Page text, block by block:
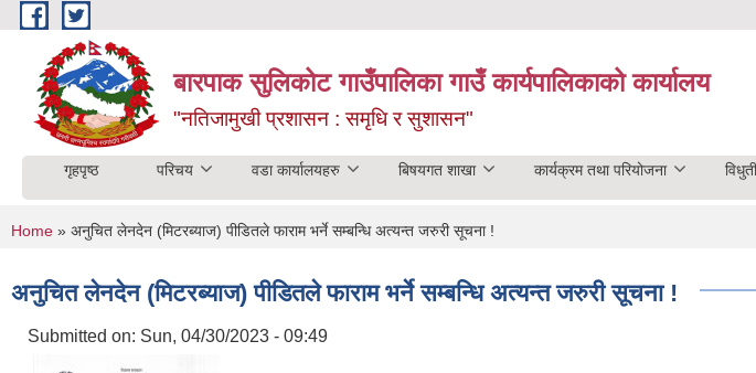
Skip to main content
बारपाक सुलिकोट गाउँपालिका गाउँ कार्यपालिकाको कार्यालय
"नतिजामुखी प्रशासन : समृधि र सुशासन"
गृहपृष्ठ परिचय वडा कार्यालयहरु बिषयगत शाखा कार्यक्रम तथा परियोजना
You are here
Home » अनुचित लेनदेन (मिटरब्याज) पीडितले फाराम भर्ने सम्बन्धि अत्यन्त जरुरी सूचना !
अनुचित लेनदेन (मिटरब्याज) पीडितले फाराम भर्ने सम्बन्धि अत्यन्त जरुरी सूचना !
Submitted on: Sun, 04/30/2023 - 09:49